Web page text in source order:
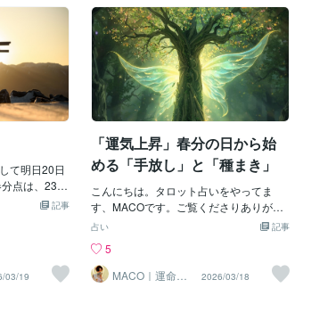
なものを削ぎ落としていくことが促され
ますし、それ以降は【新しいサイクルが
始まり、何かを育むターンがスタート】
します。つまりこの3月をどう過ごすか
で、新年度からの歩みが決まってくると
言っても良いでしょう。では、早速、３
月前半から見ていきましょう。あなたの
中で、今まで見て見ぬふりをしてきた、
本当は真剣に
います。偏
りやすくな
としても、
、確かに起
春分を、派
よりも、“基
捉えるほうが
て前へ進む
偏りをほど
にあたりま
具」ではな
を示す時計
うに見える
るものとい
たちに示し
ブスペル（潜在意識）：黄色い種 「🌈自
分らしい未来を創る！🌈」 💙黄色い人の
日は自分らしさを表現することでパラレ
ルシフトしていくことができる時です😉
💫💛本日マヤ暦では 絶対拡張の刻印日で
す 19日に1度巡ってくる幸運日 になって
います物事が大きく飛躍発展する エネル
ギーが流れています 宇宙に願いをオーダ
ーしたり アクションを起こし 流れに乗っ
ていきましょう😇💫 💚銀河の音 1・5・
9の日は マヤ暦の刻印日です 刻印日とは
宇宙に宣言をすると良い日です 飛躍拡大
をイメージして 宣言してみましょう😇💫
💛マヤ暦では 14日から23日まで 「黒KI
N」の日は 宇宙のエネルギーが 強く降り
注ぐ時です💫 🔴日本の暦では本日12時06
分「春分（しゅんぶん）」を迎えます今
て明日20日
点は、23:4
願いが叶い
願い事をど
うに、暖か
みてくださ
記事
03/19
「運気上昇」春分の日から始
める「手放し」と「種まき」
こんにちは。タロット占いをやってま
す、MACOです。ご覧くださりありがと
うございます。3月20日は「春分の
れ、1年の大きなエネルギーの切り替わり
地点です。昼と夜の長さがちょうど同じ
になるこの日は、「陰陽のバランス」が
記事
占い
5
MACO｜運命を
紐解く⭐︎波動タロ
2026/03/18